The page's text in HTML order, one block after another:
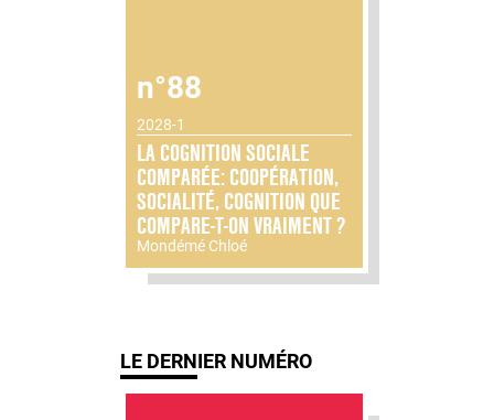
n°88
2028-1
LA COGNITION SOCIALE
COMPARÉE: COOPÉRATION,
SOCIALITÉ, COGNITION QUE
COMPARE-T-ON VRAIMENT ?
Mondémé Chloé
LE DERNIER NUMÉRO